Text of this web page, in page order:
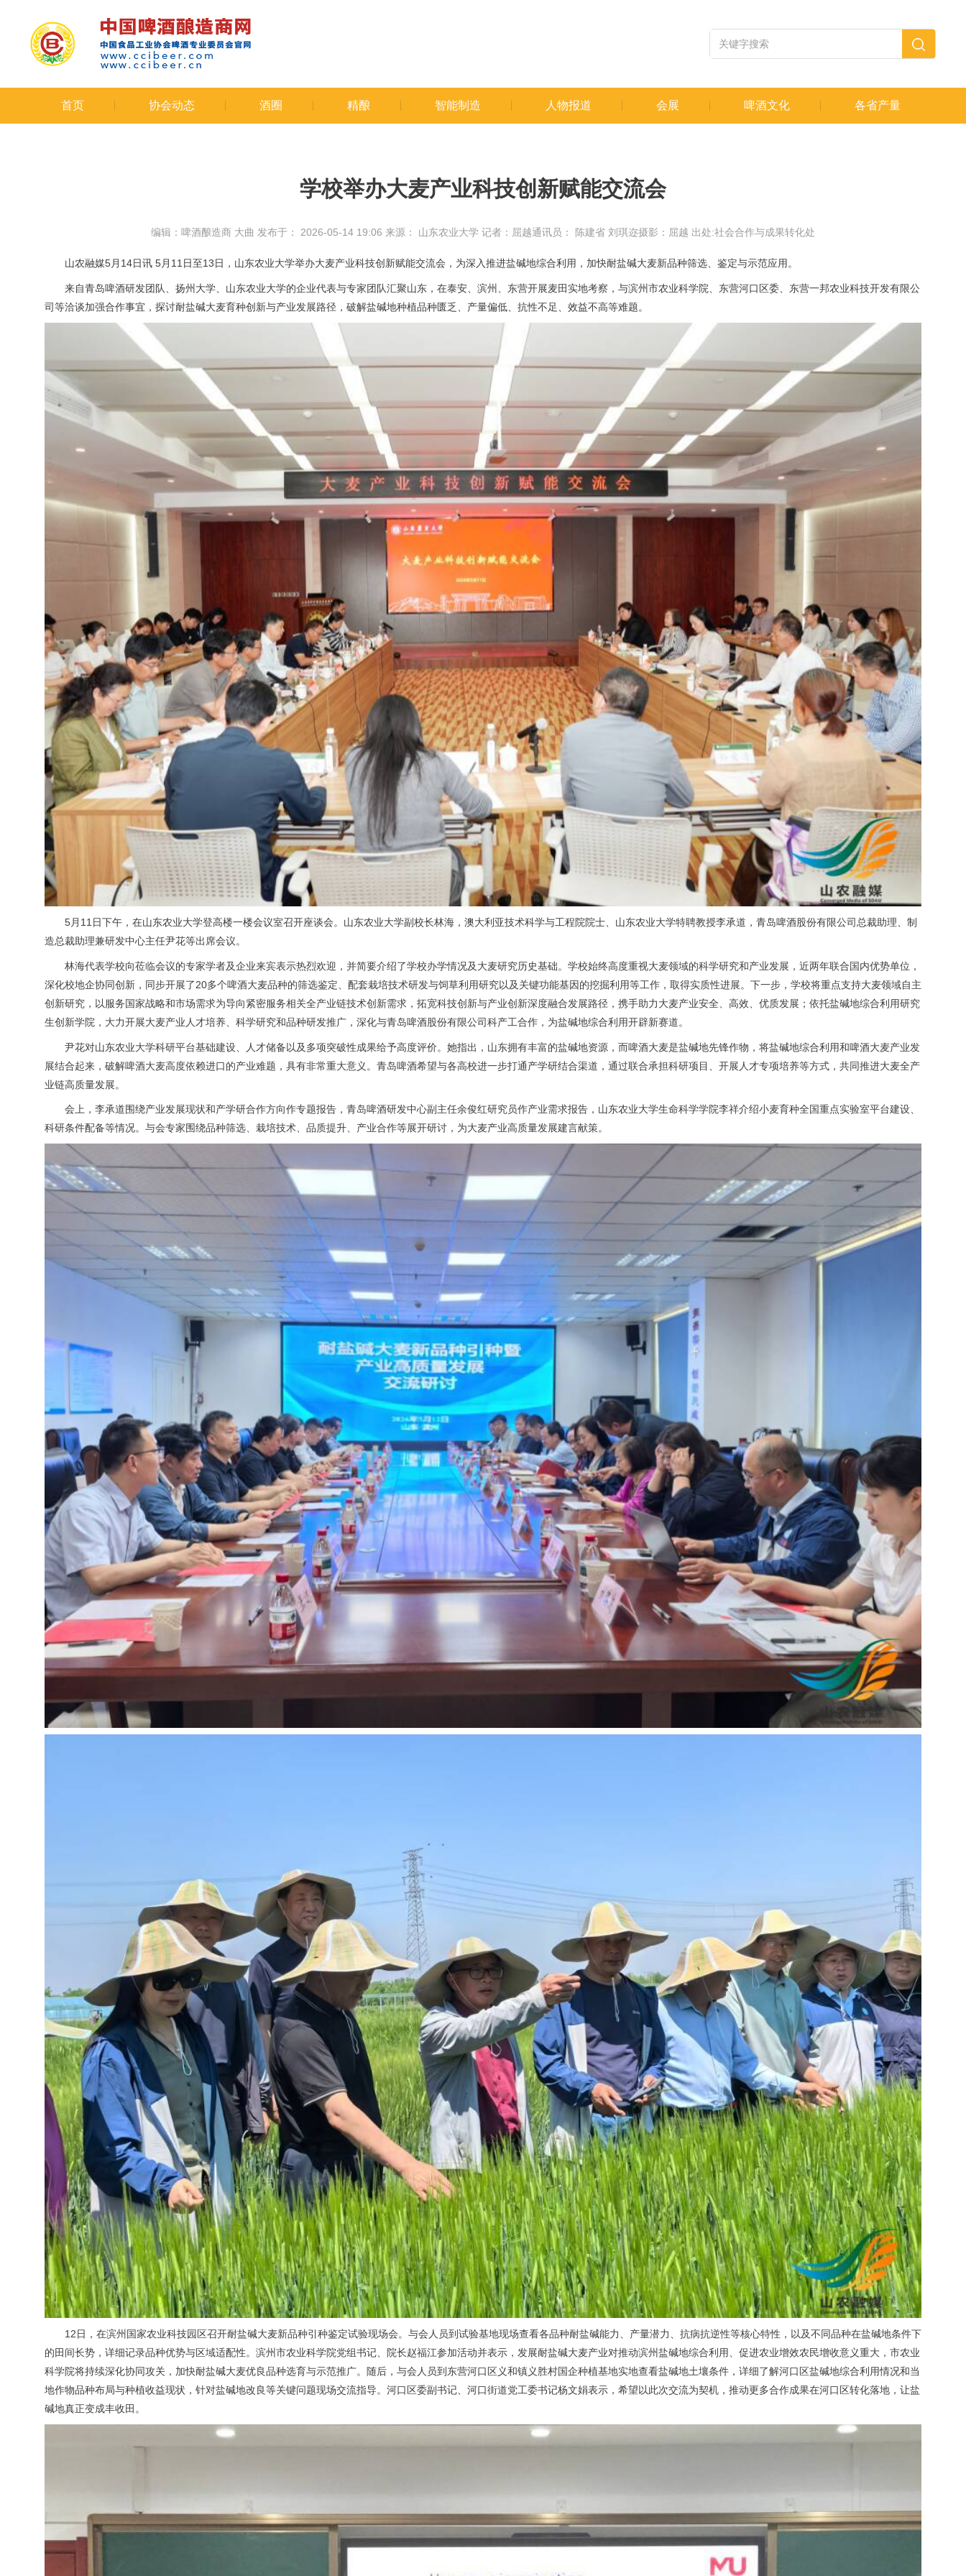
首页 协会动态 酒圈 精酿 智能制造 人物报道 会展 啤酒文化 各省产量
学校举办大麦产业科技创新赋能交流会
编辑：啤酒酿造商 大曲 发布于： 2026-05-14 19:06 来源： 山东农业大学 记者：屈越通讯员： 陈建省 刘琪迩摄影：屈越 出处:社会合作与成果转化处
山农融媒5月14日讯 5月11日至13日，山东农业大学举办大麦产业科技创新赋能交流会，为深入推进盐碱地综合利用，加快耐盐碱大麦新品种筛选、鉴定与示范应用。
来自青岛啤酒研发团队、扬州大学、山东农业大学的企业代表与专家团队汇聚山东，在泰安、滨州、东营开展麦田实地考察，与滨州市农业科学院、东营河口区委、东营一邦农业科技开发有限公
司等洽谈加强合作事宜，探讨耐盐碱大麦育种创新与产业发展路径，破解盐碱地种植品种匮乏、产量偏低、抗性不足、效益不高等难题。
5月11日下午，在山东农业大学登高楼一楼会议室召开座谈会。山东农业大学副校长林海，澳大利亚技术科学与工程院院士、山东农业大学特聘教授李承道，青岛啤酒股份有限公司总裁助理、制
造总裁助理兼研发中心主任尹花等出席会议。
林海代表学校向莅临会议的专家学者及企业来宾表示热烈欢迎，并简要介绍了学校办学情况及大麦研究历史基础。学校始终高度重视大麦领域的科学研究和产业发展，近两年联合国内优势单位，
深化校地企协同创新，同步开展了20多个啤酒大麦品种的筛选鉴定、配套栽培技术研发与饲草利用研究以及关键功能基因的挖掘利用等工作，取得实质性进展。下一步，学校将重点支持大麦领域自主
创新研究，以服务国家战略和市场需求为导向紧密服务相关全产业链技术创新需求，拓宽科技创新与产业创新深度融合发展路径，携手助力大麦产业安全、高效、优质发展；依托盐碱地综合利用研究
生创新学院，大力开展大麦产业人才培养、科学研究和品种研发推广，深化与青岛啤酒股份有限公司科产工合作，为盐碱地综合利用开辟新赛道。
尹花对山东农业大学科研平台基础建设、人才储备以及多项突破性成果给予高度评价。她指出，山东拥有丰富的盐碱地资源，而啤酒大麦是盐碱地先锋作物，将盐碱地综合利用和啤酒大麦产业发
展结合起来，破解啤酒大麦高度依赖进口的产业难题，具有非常重大意义。青岛啤酒希望与各高校进一步打通产学研结合渠道，通过联合承担科研项目、开展人才专项培养等方式，共同推进大麦全产
业链高质量发展。
会上，李承道围绕产业发展现状和产学研合作方向作专题报告，青岛啤酒研发中心副主任余俊红研究员作产业需求报告，山东农业大学生命科学学院李祥介绍小麦育种全国重点实验室平台建设、
科研条件配备等情况。与会专家围绕品种筛选、栽培技术、品质提升、产业合作等展开研讨，为大麦产业高质量发展建言献策。
12日，在滨州国家农业科技园区召开耐盐碱大麦新品种引种鉴定试验现场会。与会人员到试验基地现场查看各品种耐盐碱能力、产量潜力、抗病抗逆性等核心特性，以及不同品种在盐碱地条件下
的田间长势，详细记录品种优势与区域适配性。滨州市农业科学院党组书记、院长赵福江参加活动并表示，发展耐盐碱大麦产业对推动滨州盐碱地综合利用、促进农业增效农民增收意义重大，市农业
科学院将持续深化协同攻关，加快耐盐碱大麦优良品种选育与示范推广。随后，与会人员到东营河口区义和镇义胜村国企种植基地实地查看盐碱地土壤条件，详细了解河口区盐碱地综合利用情况和当
地作物品种布局与种植收益现状，针对盐碱地改良等关键问题现场交流指导。河口区委副书记、河口街道党工委书记杨文娟表示，希望以此次交流为契机，推动更多合作成果在河口区转化落地，让盐
碱地真正变成丰收田。